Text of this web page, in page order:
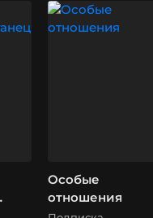
Особые
отношения